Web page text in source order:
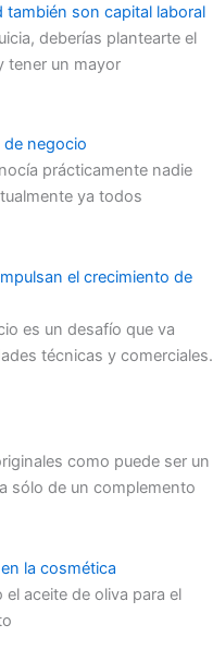
también son capital laboral
deberías plantearte el
tener un mayor
de negocio
prácticamente nadie
ya todos
el crecimiento de
es un desafío que va
técnicas y comerciales.
como puede ser un
sólo de un complemento
la cosmética
aceite de oliva para el